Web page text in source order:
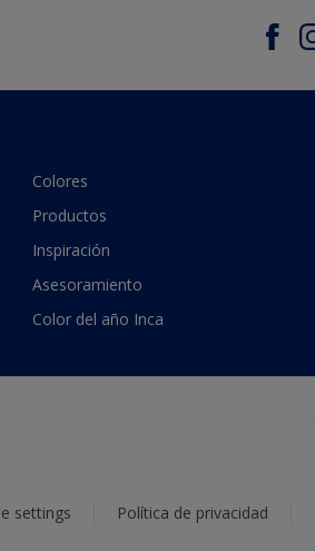
Colores
Productos
Inspiración
Asesoramiento
Color del año Inca
settings Política de privacidad